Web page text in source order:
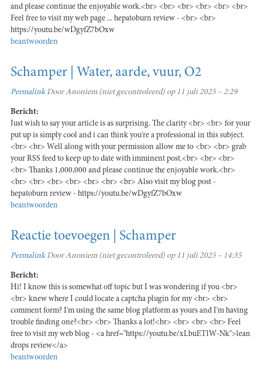
and please continue the enjoyable work.<br> <br> <br> <br> <br> <br>
Feel free to visit my web page ... hepatoburn review - <br> <br>
https://youtu.be/wDgyfZ7bOxw
beantwoorden
Schamper | Water, aarde, vuur, O2
PermalinkDoorAnoniem (niet gecontroleerd) op 11 juli 2025 – 2:29
Bericht:
Just wish to say your article is as surprising. The clarity <br> <br> for your
put up is simply cool and i can think you're a professional in this subject.
<br> <br> Well along with your permission allow me to <br> <br> grab
your RSS feed to keep up to date with imminent post.<br> <br> <br>
<br> Thanks 1,000,000 and please continue the enjoyable work.<br>
<br> <br> <br> <br> <br> <br> <br> Also visit my blog post -
hepatoburn review - https://youtu.be/wDgyfZ7bOxw
beantwoorden
Reactie toevoegen | Schamper
PermalinkDoorAnoniem (niet gecontroleerd) op 11 juli 2025 – 14:35
Bericht:
Hi! I know this is somewhat off topic but I was wondering if you <br>
<br> knew where I could locate a captcha plugin for my <br> <br>
comment form? I'm using the same blog platform as yours and I'm having
trouble finding one?<br> <br> Thanks a lot!<br> <br> <br> <br> Feel
free to visit my web blog - <a href="https://youtu.be/xLbuETlW-Nk">lean
drops review</a>
beantwoorden